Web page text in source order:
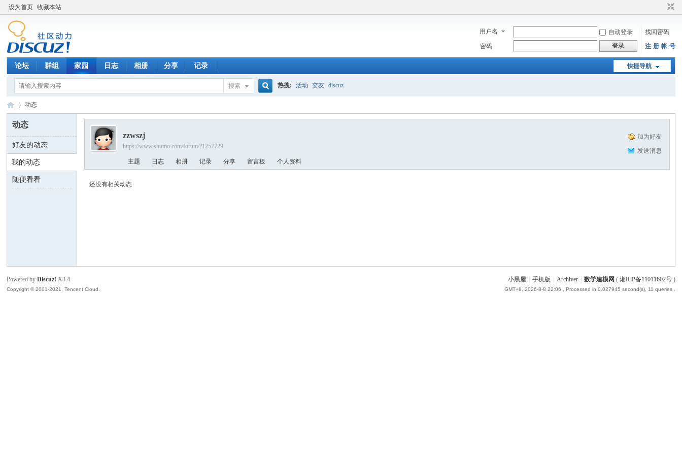
设为首页 收藏本站
用户名 自动登录
找回密码
密码
登录 注-册-帐-号
快捷导航
论坛 群组 家园 日志 相册 分享 记录
搜索 热搜: 活动 交友 discuz
数 ›
动态
动态
好友的动态
我的动态
随便看看
加为好友
发送消息
zzwszj
https://www.shumo.com/forum/?1257729
主题 日志 相册 记录 分享 留言板 个人资料
还没有相关动态
小黑屋 手机版 Archiver 数学建模网 ( 湘ICP备11011602号)
GMT+8, 2026-8-8 22:06 , Processed in 0.027945 second(s), 11 queries .
Powered byDiscuz! X3.4
Copyright © 2001-2021, Tencent Cloud.